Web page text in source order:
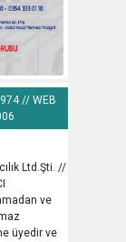
// WEB
Ltd.Şti. //
ve
üyedir ve